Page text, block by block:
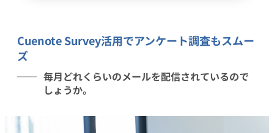
Cuenote Survey活用でアンケート調査もスムー
ズ
毎月どれくらいのメールを配信されているので
しょうか。